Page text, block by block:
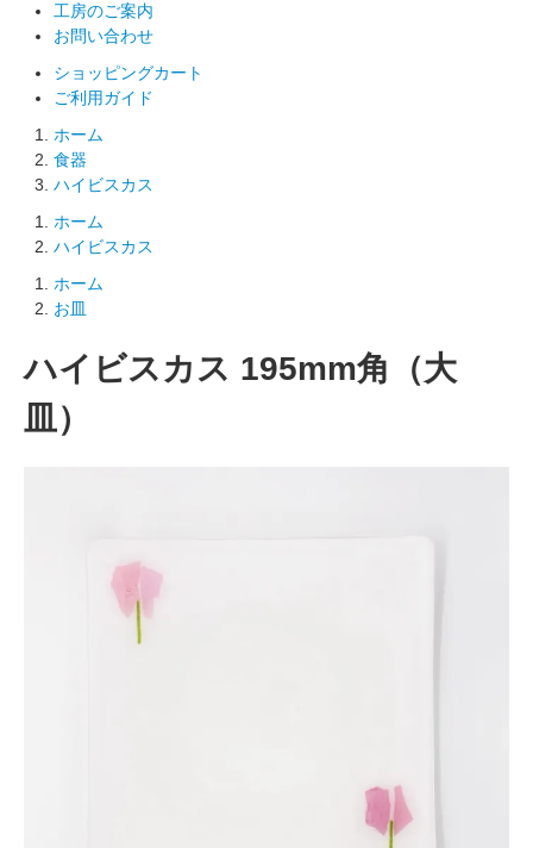
工房のご案内
お問い合わせ
ショッピングカート
ご利用ガイド
ホーム
食器
ハイビスカス
ホーム
ハイビスカス
ホーム
お皿
ハイビスカス 195mm角（大
皿）